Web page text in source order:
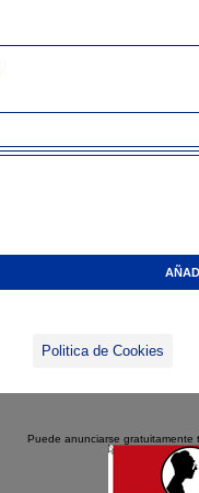
Politica de Cookies
Puede anunciarse